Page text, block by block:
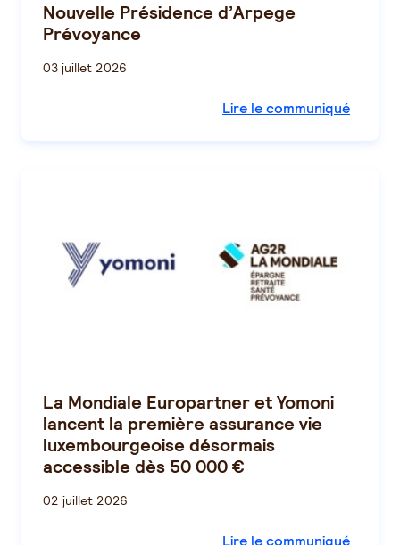
Nouvelle Présidence d’Arpege
Prévoyance
03 juillet 2026
Lire le communiqué
La Mondiale Europartner et Yomoni
lancent la première assurance vie
luxembourgeoise désormais
accessible dès 50 000 €
02 juillet 2026
Lire le communiqué